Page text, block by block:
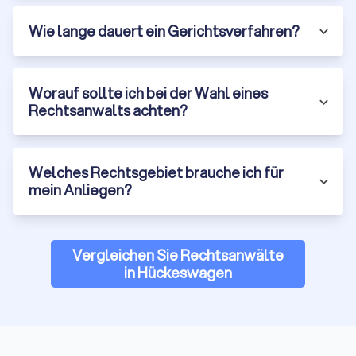
Fachanwaltstitel und Spezialisierung:Ein Fachanwalt hat
Expertise in seinem Rechtsgebiet bewiesen. Es gibt 24
Fachanwaltsbezeichnungen in Deutschland, von Arbeitsrecht
über Erbrecht bis Medizinrecht. Für komplexe Fälle ist ein
Fachanwalt oft die bessere Wahl.
Erfahrung und Erfolge:Fragen Sie nach der Erfahrung des
wurden bereits bearbeitet? Wie waren die Erfolgsquoten?
Seriöse Anwälte können Ihnen Referenzen nennen oder
Klare Kommunikation:Juristische Texte sind oft komplex,
aber ein guter Anwalt erklärt Ihnen Ihr Anliegen in
verständlicher Sprache. Er hört zu, beantwortet Fragen
Wie lange dauert ein Gerichtsverfahren?
Worauf sollte ich bei der Wahl eines
Rechtsanwalts achten?
Welches Rechtsgebiet brauche ich für
mein Anliegen?
Vergleichen Sie Rechtsanwälte
in Hückeswagen